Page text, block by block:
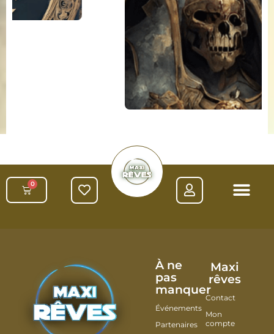
0
À ne
pas
manquer
Événements
Partenaires
Maxi
rêves
Contact
Mon
compte